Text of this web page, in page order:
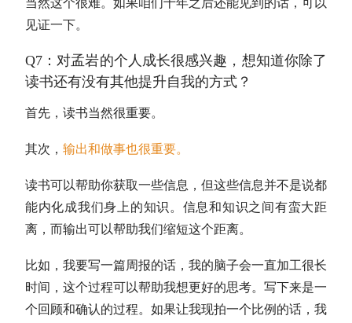
当然这个很难。如果咱们十年之后还能见到的话，可以
见证一下。
Q7：对孟岩的个人成长很感兴趣，想知道你除了
读书还有没有其他提升自我的方式？
首先，读书当然很重要。
其次， 输出和做事也很重要。
读书可以帮助你获取一些信息，但这些信息并不是说都
能内化成我们身上的知识。信息和知识之间有蛮大距
离，而输出可以帮助我们缩短这个距离。
比如，我要写一篇周报的话，我的脑子会一直加工很长
时间，这个过程可以帮助我想更好的思考。写下来是一
个回顾和确认的过程。如果让我现拍一个比例的话，我